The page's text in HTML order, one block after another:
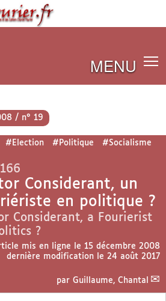
MENU
/ n° 19
#Election #Politique
#Socialisme
Considerant, un
en politique ?
Considerant, a Fourierist
?
mis en ligne le 15 décembre 2008
dernière modification le 24 août 2017
par Guillaume, Chantal